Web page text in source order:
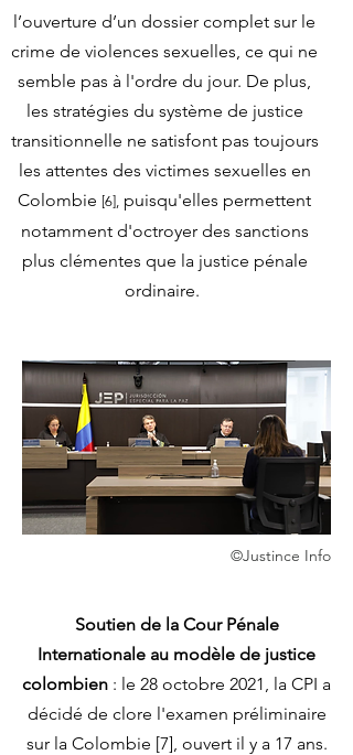
l’ouverture d’un dossier complet sur le
crime de violences sexuelles, ce qui ne
semble pas à l'ordre du jour. De plus,
les stratégies du système de justice
transitionnelle ne satisfont pas toujours
les attentes des victimes sexuelles en
Colombie [6], puisqu'elles permettent
notamment d'octroyer des sanctions
plus clémentes que la justice pénale
ordinaire.
©Justince Info
Soutien de la Cour Pénale
Internationale au modèle de justice
colombien : le 28 octobre 2021, la CPI a
décidé de clore l'examen préliminaire
sur la Colombie [7], ouvert il y a 17 ans.